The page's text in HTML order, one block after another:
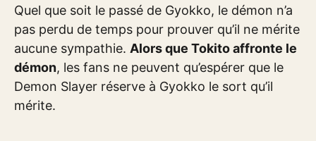
Quel que soit le passé de Gyokko, le démon n’a
pas perdu de temps pour prouver qu’il ne mérite
aucune sympathie. Alors que Tokito affronte le
démon, les fans ne peuvent qu’espérer que le
Demon Slayer réserve à Gyokko le sort qu’il
mérite.